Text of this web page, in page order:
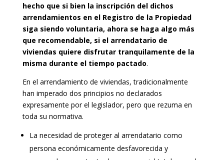
hecho que si bien la inscripción del dichos
arrendamientos en el Registro de la Propiedad
siga siendo voluntaria, ahora se haga algo más
que recomendable, si el arrendatario de
viviendas quiere disfrutar tranquilamente de la
misma durante el tiempo pactado.
En el arrendamiento de viviendas, tradicionalmente
han imperado dos principios no declarados
expresamente por el legislador, pero que rezuma en
toda su normativa.
La necesidad de proteger al arrendatario como
persona económicamente desfavorecida y